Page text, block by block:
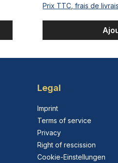
Prix TTC, frais de
Legal
Imprint
Terms of service
Privacy
Right of rescission
Cookie-Einstellungen